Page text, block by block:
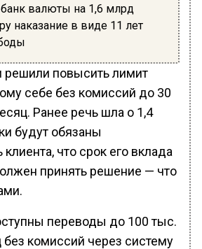
валюты на 1,6 млрд
наказание в виде 11 лет
решили повысить лимит
себе без комиссий до 30
Ранее речь шла о 1,4
будут обязаны
что срок его вклада
принять решение — что
переводы до 100 тыс.
комиссий через систему